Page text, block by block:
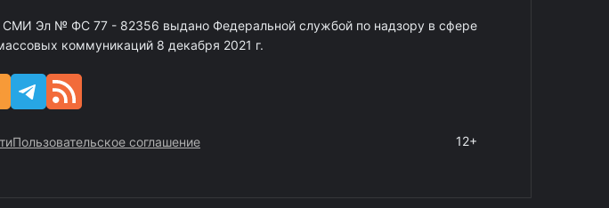
СМИ Эл № ФС 77 - 82356 выдано Федеральной службой по надзору в сфере
коммуникаций 8 декабря 2021 г.
Пользовательское соглашение 12+